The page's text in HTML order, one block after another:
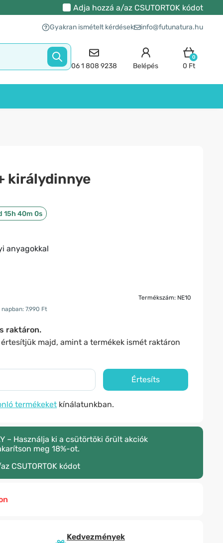
Adja hozzá a/az CSUTORTOKkódot
Gyakran ismételt kérdések info@futunatura.hu
06 1 808 9238 Belépés
0
0 Ft
királydinnye
15h 40m 0s
anyagokkal
Termékszám: NE10
7.990 Ft
raktáron.
majd, amint a termékek ismét raktáron
Értesíts
termékeket kínálatunkban.
– Használja ki a csütörtöki őrült akciók
meg 18%-ot.
CSUTORTOK kódot
Kedvezmények